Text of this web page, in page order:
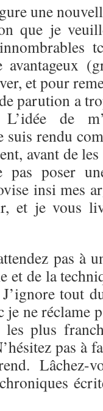
une
que je
et pour
parution a
de
suis rendu
avant de
poser
insi mes
et je vous
pas à
de la
tout
je ne réclame
plus
pas à
Lâchez-